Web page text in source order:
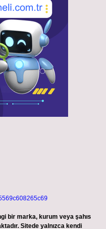
bir marka, kurum veya şahıs
Sitede yalnızca kendi